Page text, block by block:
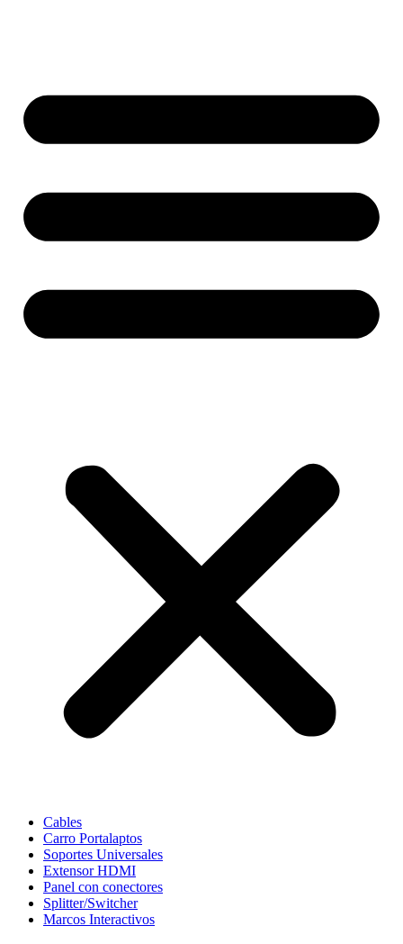
Cables
Carro Portalaptos
Soportes Universales
Extensor HDMI
Panel con conectores
Splitter/Switcher
Marcos Interactivos